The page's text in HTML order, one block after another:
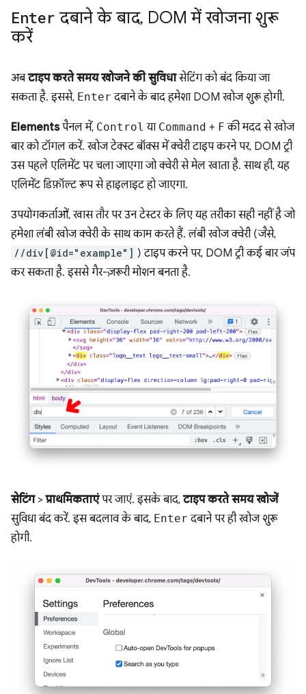
Enter दबाने के बाद, DOM में खोजना शुरू
करें
अबटाइप करते समय खोजने की सुविधासेटिंग को बंद किया जा
सकता है. इससे, Enter दबाने के बाद हमेशा DOM खोज शुरू होगी.
Elementsपैनल में, Control या Command + F की मदद से खोज
बार को टॉगल करें. खोज टेक्स्ट बॉक्स में क्वेरी टाइप करने पर, DOM ट्री
उस पहले एलिमेंट पर चला जाएगा जो क्वेरी से मेल खाता है. साथ ही, यह
एलिमेंट डिफ़ॉल्ट रूप से हाइलाइट हो जाएगा.
उपयोगकर्ताओं, खास तौर पर उन टेस्टर के लिए यह तरीका सही नहीं है जो
हमेशा लंबी खोज क्वेरी के साथ काम करते हैं. लंबी खोज क्वेरी (जैसे,
//div[@id="example"] ) टाइप करने पर, DOM ट्री कई बार जंप
कर सकता है. इससे गैर-ज़रूरी मोशन बनता है.
सेटिंग>प्राथमिकताएंपर जाएं. इसके बाद,टाइप करते समय खोजें
सुविधा बंद करें. इस बदलाव के बाद, Enter दबाने पर ही खोज शुरू
होगी.